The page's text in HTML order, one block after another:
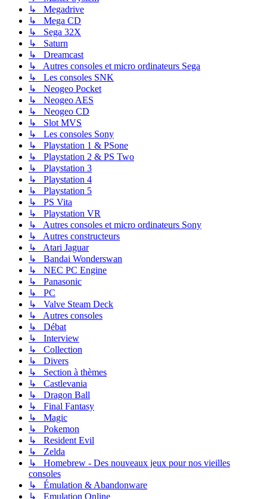
↳ Megadrive
↳ Mega CD
↳ Sega 32X
↳ Saturn
↳ Dreamcast
↳ Autres consoles et micro ordinateurs Sega
↳ Les consoles SNK
↳ Neogeo Pocket
↳ Neogeo AES
↳ Neogeo CD
↳ Slot MVS
↳ Les consoles Sony
↳ Playstation 1 & PSone
↳ Playstation 2 & PS Two
↳ Playstation 3
↳ Playstation 4
↳ Playstation 5
↳ PS Vita
↳ Playstation VR
↳ Autres consoles et micro ordinateurs Sony
↳ Autres constructeurs
↳ Atari Jaguar
↳ Bandai Wonderswan
↳ NEC PC Engine
↳ Panasonic
↳ PC
↳ Valve Steam Deck
↳ Autres consoles
↳ Débat
↳ Interview
↳ Collection
↳ Divers
↳ Section à thèmes
↳ Castlevania
↳ Dragon Ball
↳ Final Fantasy
↳ Magic
↳ Pokemon
↳ Resident Evil
↳ Zelda
↳ Homebrew - Des nouveaux jeux pour nos vieilles
consoles
↳ Émulation & Abandonware
↳ Emulation Online